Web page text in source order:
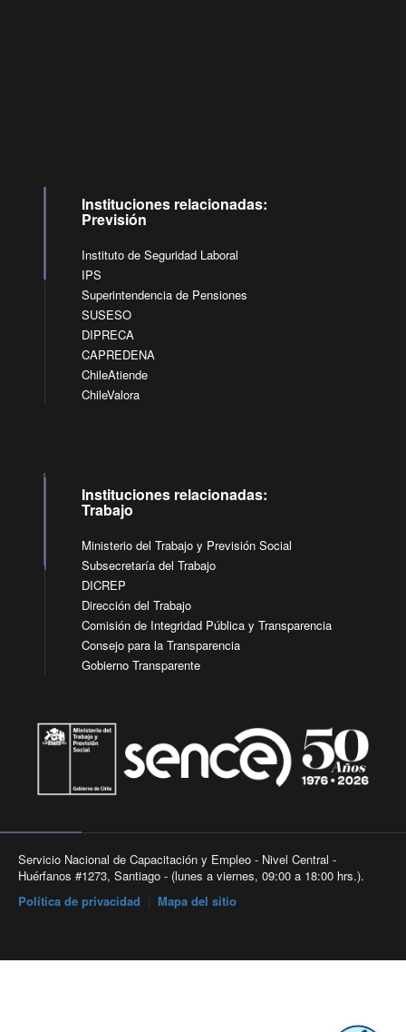
Instituciones relacionadas:
Previsión
Instituto de Seguridad Laboral
IPS
Superintendencia de Pensiones
SUSESO
DIPRECA
CAPREDENA
ChileAtiende
ChileValora
Instituciones relacionadas:
Trabajo
Ministerio del Trabajo y Previsión Social
Subsecretaría del Trabajo
DICREP
Dirección del Trabajo
Comisión de Integridad Pública y Transparencia
Consejo para la Transparencia
Gobierno Transparente
Servicio Nacional de Capacitación y Empleo - Nivel Central -
Huérfanos #1273, Santiago - (lunes a viernes, 09:00 a 18:00 hrs.).
Política de privacidad
Mapa del sitio